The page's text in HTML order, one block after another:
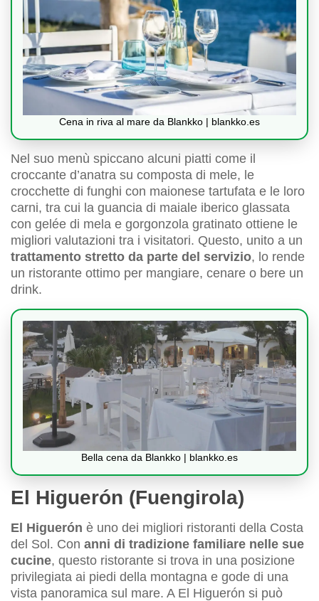
Cena in riva al mare da Blankko | blankko.es
Nel suo menù spiccano alcuni piatti come il
croccante d’anatra su composta di mele, le
crocchette di funghi con maionese tartufata e le loro
carni, tra cui la guancia di maiale iberico glassata
con gelée di mela e gorgonzola gratinato ottiene le
migliori valutazioni tra i visitatori. Questo, unito a un
trattamento stretto da parte del servizio, lo rende
un ristorante ottimo per mangiare, cenare o bere un
drink.
Bella cena da Blankko | blankko.es
El Higuerón (Fuengirola)
El Higuerón è uno dei migliori ristoranti della Costa
del Sol. Con anni di tradizione familiare nelle sue
cucine, questo ristorante si trova in una posizione
privilegiata ai piedi della montagna e gode di una
vista panoramica sul mare. A El Higuerón si può